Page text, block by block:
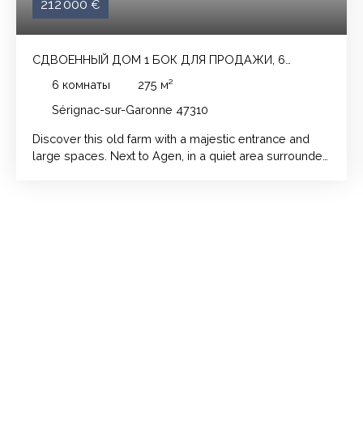
212 000 €
СДВОЕННЫЙ ДОМ 1 БОК ДЛЯ ПРОДАЖИ, 6
ПОМЕЩЕНИЯ - SÉRIGNAC-SUR-GARONNE 47310
6 комнаты 275 м²
Sérignac-sur-Garonne 47310
Discover this old farm with a majestic entrance and
large spaces. Next to Agen, in a quiet area surrounded